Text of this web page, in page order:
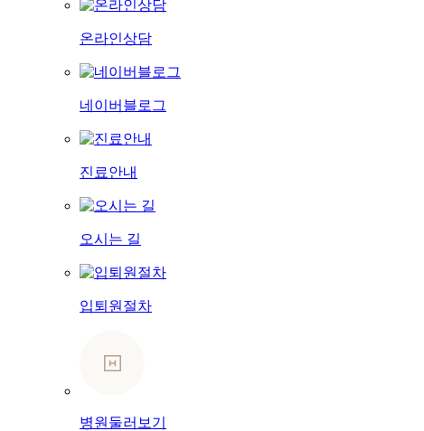
온라인상담
네이버블로그
진료안내
오시는 길
입퇴원절차
병원둘러보기